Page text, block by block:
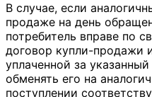
В случае, если
продаже на день
потребитель вправе по
договор купли-продажи
уплаченной за
обменять его на
поступлении